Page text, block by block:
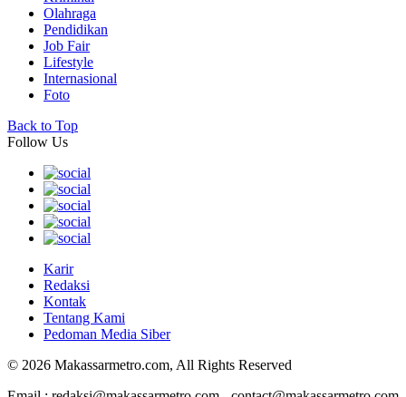
Olahraga
Pendidikan
Job Fair
Lifestyle
Internasional
Foto
Back to Top
Follow Us
Karir
Redaksi
Kontak
Tentang Kami
Pedoman Media Siber
© 2026 Makassarmetro.com, All Rights Reserved